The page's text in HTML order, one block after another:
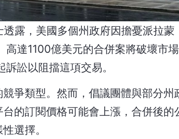
露，美國多個州政府因擔憂派拉
達1100億美元的合併案將破壞市
訴訟以阻擋這項交易。
爭類型。然而，倡議團體與部分州
的訂閱價格可能會上漲，合併後的
選擇。